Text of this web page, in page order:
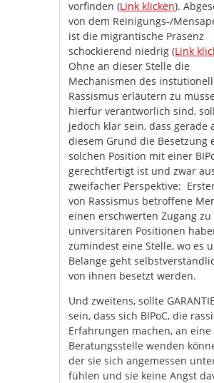
vorfinden (Link klicken).
von dem Reinigungs-/
ist die migrantische Präsenz
schockierend niedrig (Link
Ohne an dieser Stelle die
Mechanismen des
Rassismus erläutern zu
hierfür verantworlich sind,
jedoch klar sein, dass gerade
diesem Grund die Besetzung
solchen Position mit einer
gerechtfertigt ist und zwar
zweifacher Perspektive:
von Rassismus betroffene
einen erschwerten Zugang zu
universitären Positionen
zumindest eine Stelle, wo es
Belange geht
von ihnen besetzt werden.
Und zweitens, sollte
sein, dass sich BIPoC, die
Erfahrungen machen, an eine
Beratungsstelle wenden
der sie sich angemessen
fühlen und sie keine Angst